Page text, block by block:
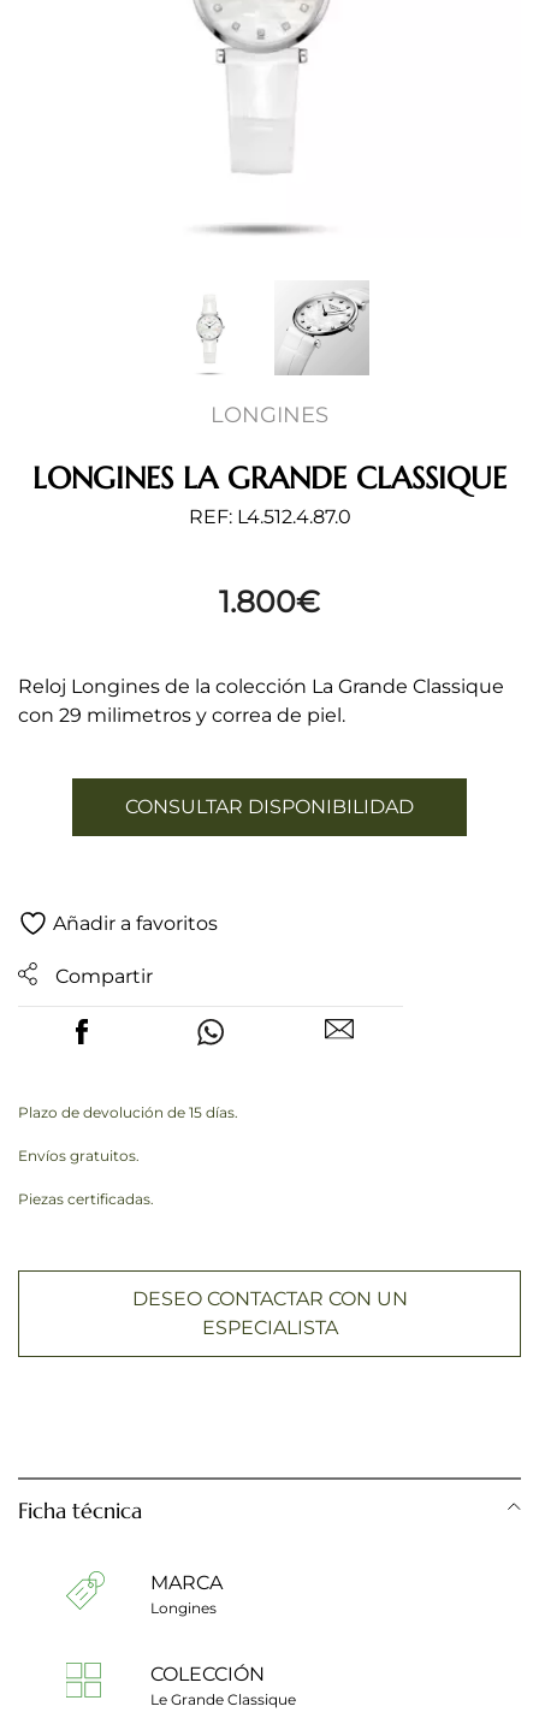
LONGINES
LONGINES LA GRANDE CLASSIQUE
REF: L4.512.4.87.0
1.800€
Reloj Longines de la colección La Grande Classique
con 29 milimetros y correa de piel.
CONSULTAR DISPONIBILIDAD
Añadir a favoritos
Compartir
Plazo de devolución de 15 días.
Envíos gratuitos.
Piezas certificadas.
DESEO CONTACTAR CON UN
ESPECIALISTA
Ficha técnica
MARCA
Longines
COLECCIÓN
Le Grande Classique